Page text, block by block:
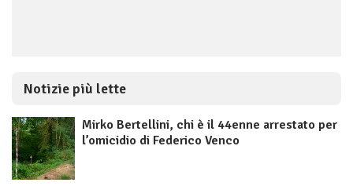
Notizie più lette
Mirko Bertellini, chi è il 44enne arrestato per
l’omicidio di Federico Venco